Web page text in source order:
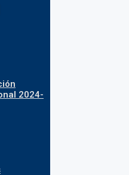
2024-